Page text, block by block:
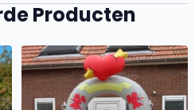
Producten